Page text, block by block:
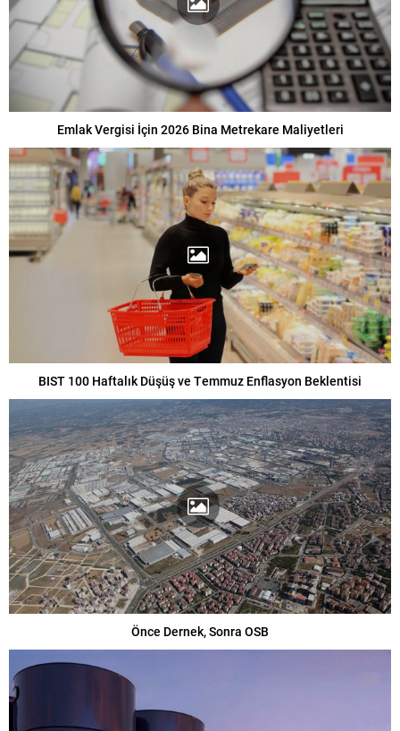
Emlak Vergisi İçin 2026 Bina Metrekare Maliyetleri
BIST 100 Haftalık Düşüş ve Temmuz Enflasyon Beklentisi
Önce Dernek, Sonra OSB